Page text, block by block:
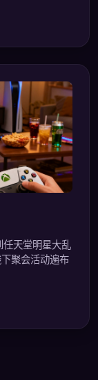
天堂明星大乱
聚会活动遍布